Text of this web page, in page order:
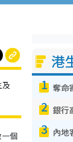
個
港
1
2
3